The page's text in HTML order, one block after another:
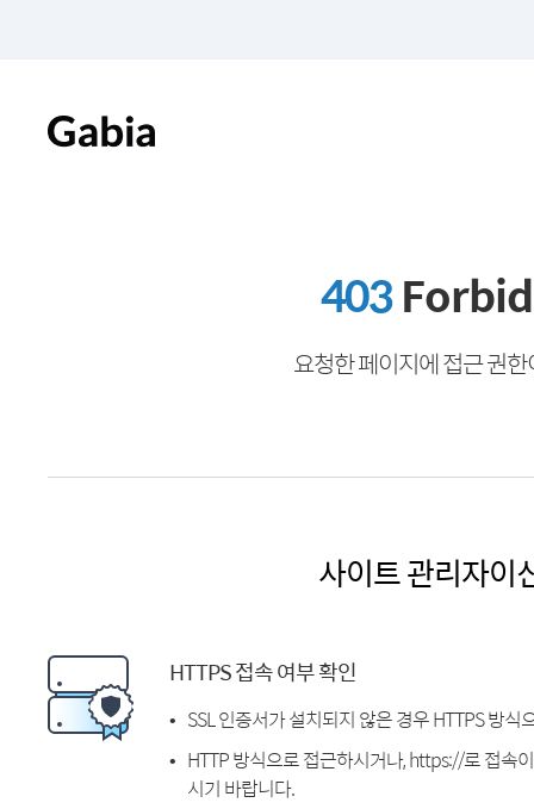
403
요청한 페이지에 접근 권
사이트 관리자이
HTTPS 접속 여부 확인
SSL 인증서가 설치되지 않은 경우 HTTPS 방식
HTTP 방식으로 접근하시거나, https://로 접속
시기 바랍니다.